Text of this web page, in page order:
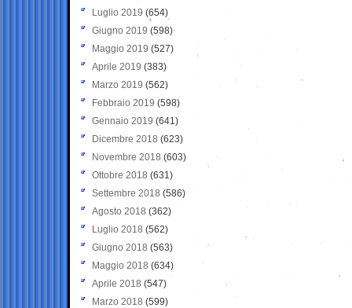
Luglio 2019 (654)
Giugno 2019 (598)
Maggio 2019 (527)
Aprile 2019 (383)
Marzo 2019 (562)
Febbraio 2019 (598)
Gennaio 2019 (641)
Dicembre 2018 (623)
Novembre 2018 (603)
Ottobre 2018 (631)
Settembre 2018 (586)
Agosto 2018 (362)
Luglio 2018 (562)
Giugno 2018 (563)
Maggio 2018 (634)
Aprile 2018 (547)
Marzo 2018 (599)